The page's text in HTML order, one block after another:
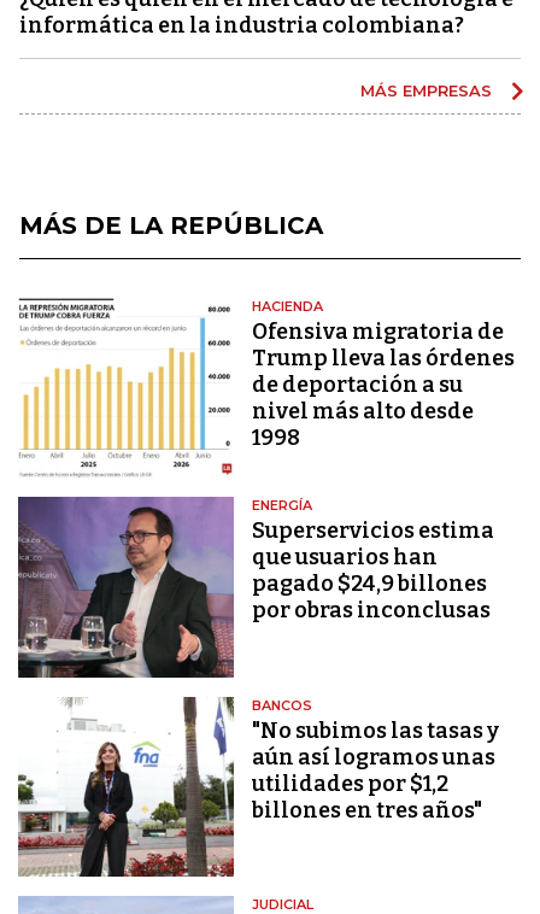
informática en la industria colombiana?
MÁS EMPRESAS
MÁS DE LA REPÚBLICA
HACIENDA
Ofensiva migratoria de
Trump lleva las órdenes
de deportación a su
nivel más alto desde
1998
ENERGÍA
Superservicios estima
que usuarios han
pagado $24,9 billones
por obras inconclusas
BANCOS
"No subimos las tasas y
aún así logramos unas
utilidades por $1,2
billones en tres años"
JUDICIAL